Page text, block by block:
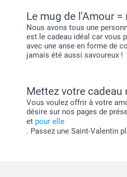
Je vous souhaite une
Julie@Smartphoto
Le mug de l'Amour
Nous avons tous une
est le cadeau idéal car vous
avec une anse en forme de
jamais été aussi savoureux !
Mettez votre cadeau
Vous voulez offrir à votre
désire sur nos pages de
et pour elle
. Passez une Saint-Valentin